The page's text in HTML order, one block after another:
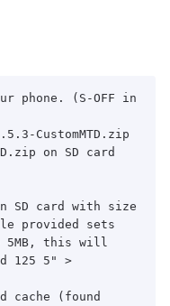
on SD card
provided sets
5MB, this will
125 5" >